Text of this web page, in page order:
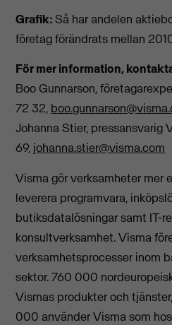
Grafik:Så har andelen
företag förändrats mellan
För mer information,
Boo Gunnarson,
72 32,
Johanna Stier, pressansvarig
69, johanna.stier@visma.com
Visma gör verksamheter mer
leverera programvara,
butiksdatalösningar samt IT-
konsultverksamhet. Visma
verksamhetsprocesser inom
sektor. 760 000
Vismas produkter och
000 använder Visma som